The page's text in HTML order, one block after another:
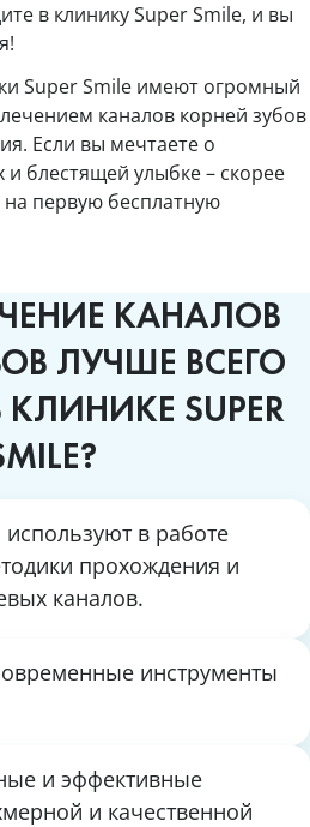
в клинику Super Smile, и вы
Super Smile имеют огромный
каналов корней зубов
Если вы мечтаете о
и блестящей улыбке – скорее
на первую бесплатную
КАНАЛОВ
ЛУЧШЕ ВСЕГО
SUPER
в работе
прохождения и
каналов.
инструменты
и эффективные
и качественной